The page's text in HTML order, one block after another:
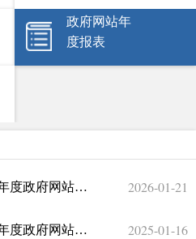
政府网站年
度报表
自治区药品监督管理局2025年度政府网站工作报表 2026-01-21
自治区药品监督管理局2024年度政府网站工作报表 2025-01-16